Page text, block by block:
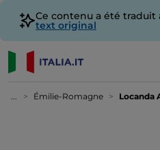
Ce contenu a été
text original
... Émilie-Romagne Locanda